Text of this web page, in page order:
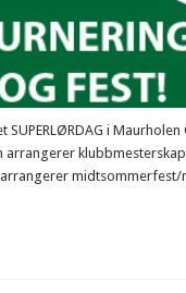
SUPERLØRDAG i
arrangerer
midtsommerfest/